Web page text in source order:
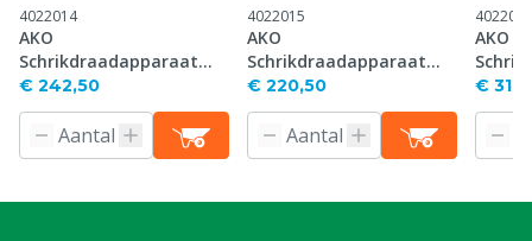
4022014
AKO
Schrikdraadapparaat
Mobil Power AN6000 (5 J),
12 V
€ 242,50
4022015
AKO
Schrikdraadapparaat
Savanne 3000 (3 J), 12 V
€ 220,50
4022022
AKO
BD400
€